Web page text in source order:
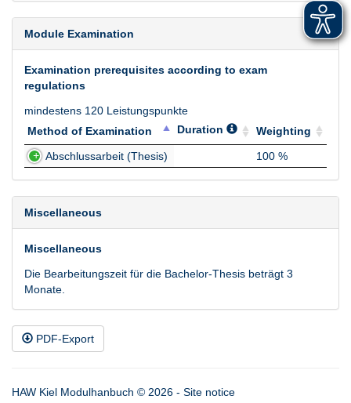
Module Examination
Examination prerequisites according to exam
regulations
mindestens 120 Leistungspunkte
Method of Examination
Duration
Weighting
Method of Examination
Weighting
Abschlussarbeit (Thesis) 100 %
Miscellaneous
Miscellaneous
Die Bearbeitungszeit für die Bachelor-Thesis beträgt 3
Monate.
PDF-Export
HAW Kiel Modulhanbuch © 2026 - Site notice